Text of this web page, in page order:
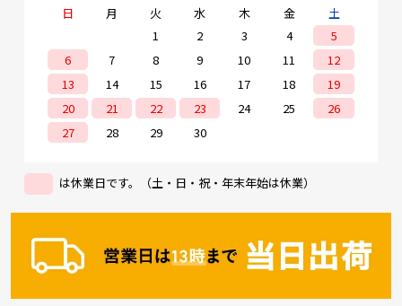
日 月 火 水 木 金
土
1
2 3 4
5
6
7 8 9 10 11
12
13
14 15 16 17 18
19
20
21 22 23 24 25
26
27
28 29 30
は休業日です。（土・日・祝・年末年始は休業）